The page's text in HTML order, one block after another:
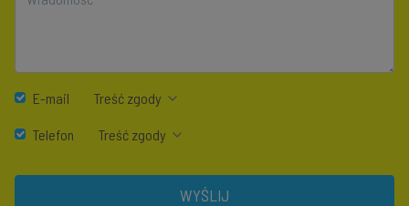
E-mail Treść zgody
Telefon Treść zgody
WYŚLIJ